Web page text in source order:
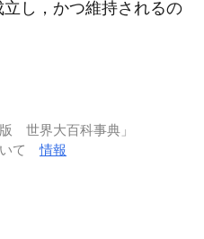
し，かつ維持されるの
世界大百科事典」
いて情報